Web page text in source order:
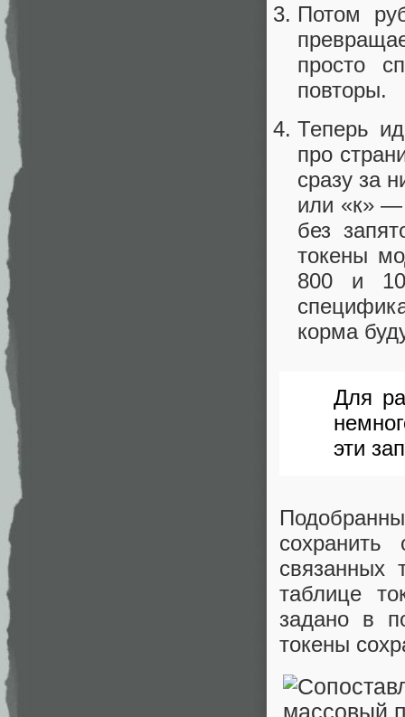
Потом
просто
повторы.
Теперь
про
сразу за
или «к» —
без
токены
800 и
корма
Для
эти
связанных
таблице
задано в
токены